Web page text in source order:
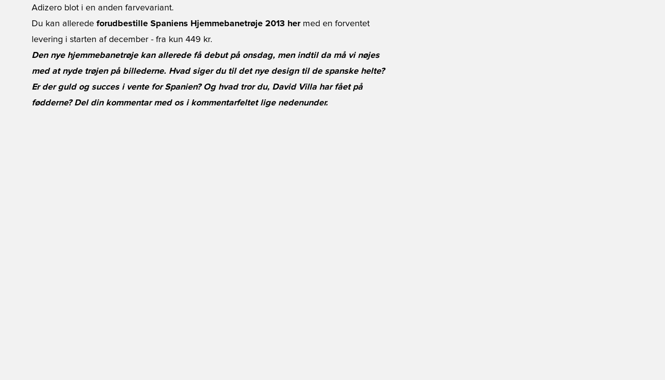
Adizero blot i en anden farvevariant.
Du kan allerede forudbestille Spaniens Hjemmebanetrøje 2013 hermed en forventet
levering i starten af december - fra kun 449 kr.
Den nye hjemmebanetrøje kan allerede få debut på onsdag, men indtil da må vi nøjes
med at nyde trøjen på billederne. Hvad siger du til det nye design til de spanske helte?
Er der guld og succes i vente for Spanien? Og hvad tror du, David Villa har fået på
fødderne? Del din kommentar med os i kommentarfeltet lige nedenunder.